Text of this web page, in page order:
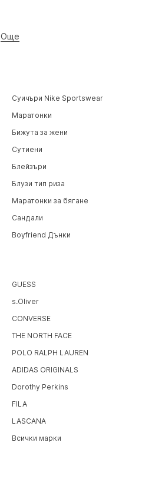
Суичъри Nike Sportswear
Маратонки
Бижута за жени
Сутиени
Блейзъри
Блузи тип риза
Маратонки за бягане
Сандали
Boyfriend Дънки
GUESS
s.Oliver
CONVERSE
THE NORTH FACE
POLO RALPH LAUREN
ADIDAS ORIGINALS
Dorothy Perkins
FILA
LASCANA
Всички марки
Още